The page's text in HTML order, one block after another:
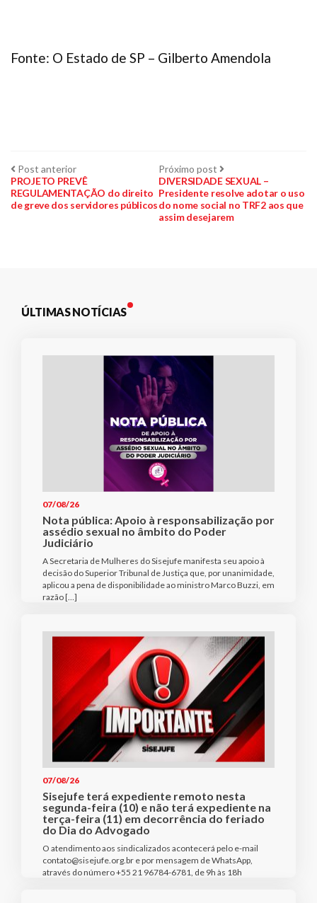
Fonte: O Estado de SP – Gilberto Amendola
Navegação
de
Post anteriorPost
anterior:
PROJETO PREVÊ
REGULAMENTAÇÃO do direito
de greve dos servidores públicos
Próximo post Próximo
post:
DIVERSIDADE SEXUAL –
Presidente resolve adotar o uso
do nome social no TRF2 aos que
assim desejarem
ÚLTIMAS NOTÍCIAS
07/08/26
Nota pública: Apoio à responsabilização por
assédio sexual no âmbito do Poder
Judiciário
A Secretaria de Mulheres do Sisejufe manifesta seu apoio à
decisão do Superior Tribunal de Justiça que, por unanimidade,
aplicou a pena de disponibilidade ao ministro Marco Buzzi, em
razão […]
07/08/26
Sisejufe terá expediente remoto nesta
segunda-feira (10) e não terá expediente na
terça-feira (11) em decorrência do feriado
do Dia do Advogado
O atendimento aos sindicalizados acontecerá pelo e-mail
contato@sisejufe.org.br e por mensagem de WhatsApp,
através do número +55 21 96784-6781, de 9h às 18h